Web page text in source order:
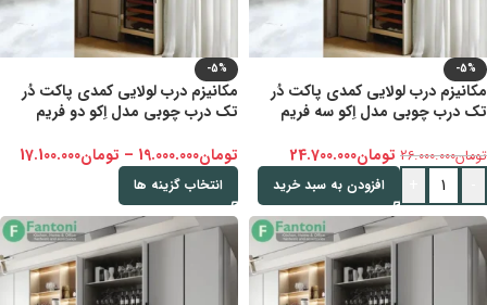
-5%
مکانیزم درب لولایی کمدی پاکت د‌ُر
تک درب چوبی مدل اِکو سه فریم
تومان26.000.000 تومان24.700.000
افزودن به سبد خرید
-5%
مکانیزم درب لولایی کمدی پاکت د‌ُر
تک درب چوبی مدل اِکو دو فریم
تومان19.000.000
– تومان17.100.000
انتخاب گزینه ها